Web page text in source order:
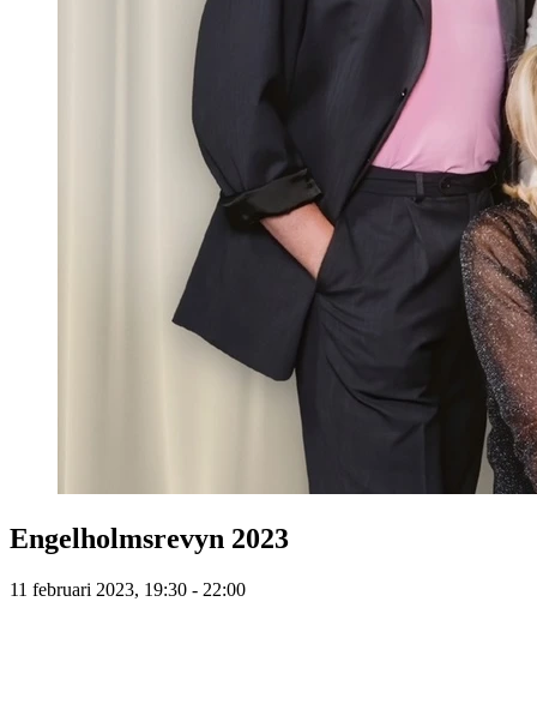
Engelholmsrevyn 2023
11 februari 2023, 19:30 - 22:00